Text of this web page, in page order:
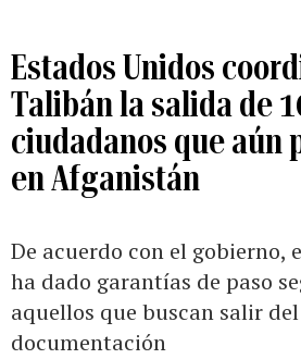
Estados Unidos
Talibán la salida de
ciudadanos que aún
en Afganistán
De acuerdo con el gobierno,
ha dado garantías de paso
aquellos que buscan salir
documentación